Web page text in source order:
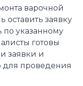
варочной
оставить заявку
по указанному
готовы
заявки и
для проведения